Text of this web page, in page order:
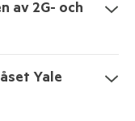
av 2G- och
Yale